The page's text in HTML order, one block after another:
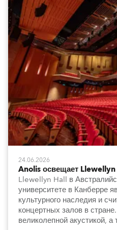
24.06.2026
Anolis освещает Llewellyn
Llewellyn Hall в
университете в Канберре
культурного наследия и
концертных залов в
великолепной акустикой,